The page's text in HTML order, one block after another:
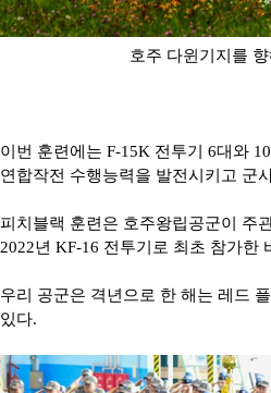
호주 다윈기지를
이번 훈련에는 F-15K 전투기 6대와
연합작전 수행능력을 발전시키고 군
피치블랙 훈련은 호주왕립공군이 주
2022년 KF-16 전투기로 최초 참가한
우리 공군은 격년으로 한 해는 레드
있다.